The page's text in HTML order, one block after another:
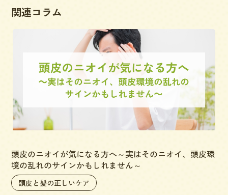
関連コラム
頭皮のニオイが気になる方へ～実はそのニオイ、頭皮環
境の乱れのサインかもしれません～
頭皮と髪の正しいケア